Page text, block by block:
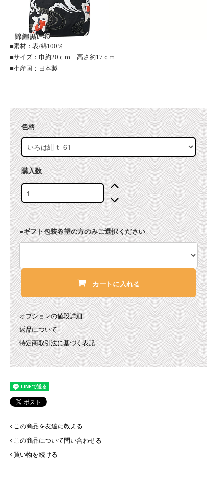
■素材：表/綿100％
■サイズ：巾約20ｃｍ 高さ約17ｃｍ
■生産国：日本製
色柄
購入数
●ギフト包装希望の方のみご選択ください↓
カートに入れる
オプションの値段詳細
返品について
特定商取引法に基づく表記
この商品を友達に教える
この商品について問い合わせる
買い物を続ける